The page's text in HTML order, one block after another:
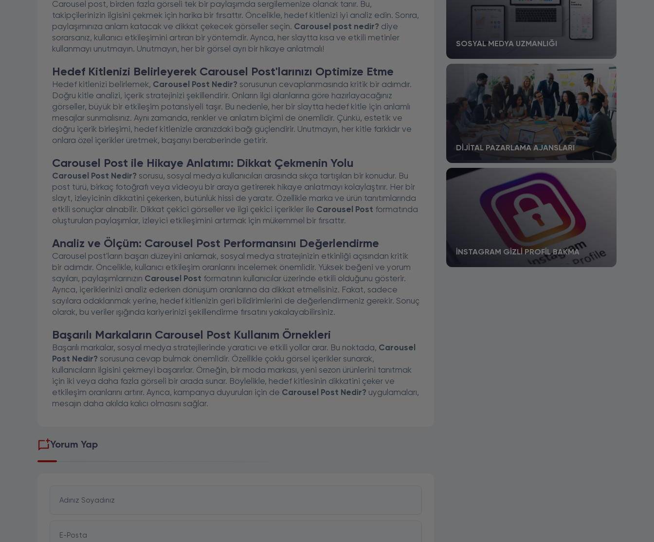
Carousel post, birden fazla görseli tek bir paylaşımda sergilemenize olanak tanır. Bu,
takipçilerinizin ilgisini çekmek için harika bir fırsattır. Öncelikle, hedef kitlenizi iyi analiz edin. Sonra,
paylaşımınıza anlam katacak ve dikkat çekecek görseller seçin. Carousel post nedir? diye
sorarsanız, kullanıcı etkileşimini artıran bir yöntemdir. Ayrıca, her slaytta kısa ve etkili metinler
kullanmayı unutmayın. Unutmayın, her bir görsel ayrı bir hikaye anlatmalı!
Hedef Kitlenizi Belirleyerek Carousel Post'larınızı Optimize Etme
Hedef kitlenizi belirlemek, Carousel Post Nedir? sorusunun cevaplanmasında kritik bir adımdır.
Doğru kitle analizi, içerik stratejinizi şekillendirir. Onların ilgi alanlarına göre hazırlayacağınız
görseller, büyük bir etkileşim potansiyeli taşır. Bu nedenle, her bir slaytta hedef kitle için anlamlı
mesajlar sunmalısınız. Aynı zamanda, renkler ve anlatım biçimi de önemlidir. Çünkü, estetik ve
doğru içerik birleşimi, hedef kitlenizle aranızdaki bağı güçlendirir. Unutmayın, her kitle farklıdır ve
onlara özel içerikler üretmek, başarıyı beraberinde getirir.
Carousel Post ile Hikaye Anlatımı: Dikkat Çekmenin Yolu
Carousel Post Nedir? sorusu, sosyal medya kullanıcıları arasında sıkça tartışılan bir konudur. Bu
post türü, birkaç fotoğrafı veya videoyu bir araya getirerek hikaye anlatmayı kolaylaştırır. Her bir
slayt, izleyicinin dikkatini çekerken, bütünlük hissi de yaratır. Özellikle marka ve ürün tanıtımlarında
etkili sonuçlar alınabilir. Dikkat çekici görseller ve ilgi çekici içerikler ile Carousel Post formatında
oluşturulan paylaşımlar, izleyici etkileşimini artırmak için mükemmel bir fırsattır.
Analiz ve Ölçüm: Carousel Post Performansını Değerlendirme
Carousel post'ların başarı düzeyini anlamak, sosyal medya stratejinizin etkinliği açısından kritik
bir adımdır. Öncelikle, kullanıcı etkileşim oranlarını incelemek önemlidir. Yüksek beğeni ve yorum
sayıları, paylaşımlarınızın Carousel Post formatının kullanıcılar üzerinde etkili olduğunu gösterir.
Ayrıca, içeriklerinizi analiz ederken dönüşüm oranlarına da dikkat etmelisiniz. Fakat, sadece
sayılara odaklanmak yerine, hedef kitlenizin geri bildirimlerini de değerlendirmeniz gerekir. Sonuç
olarak, bu veriler ışığında kariyerinizi şekillendirme fırsatını yakalayabilirsiniz.
Başarılı Markaların Carousel Post Kullanım Örnekleri
Başarılı markalar, sosyal medya stratejilerinde yaratıcı ve etkili yollar arar. Bu noktada, Carousel
Post Nedir? sorusuna cevap bulmak önemlidir. Özellikle çoklu görsel içerikler sunarak,
kullanıcıların ilgisini çekmeyi başarırlar. Örneğin, bir moda markası, yeni sezon ürünlerini tanıtmak
için iki veya daha fazla görseli bir arada sunar. Böylelikle, hedef kitlesinin dikkatini çeker ve
etkileşim oranlarını artırır. Ayrıca, kampanya duyuruları için de Carousel Post Nedir? uygulamaları,
mesajın daha akılda kalıcı olmasını sağlar.
Yorum Yap
Adınız Soyadınız
E-Posta
SOSYAL MEDYA UZMANLIĞI
DIJITAL PAZARLAMA AJANSLARI
İNSTAGRAM GIZLI PROFIL BAKMA